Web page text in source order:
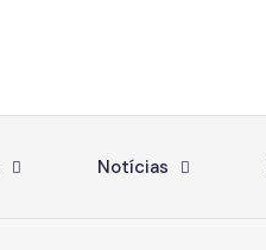
Notícias